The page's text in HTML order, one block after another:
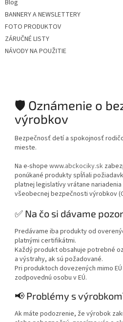
Blog
BANNERY A NEWSLETTERY
FOTO PRODUKTOV
ZÁRUČNÉ LISTY
NÁVODY NA POUŽITIE
🛡️ Oznámenie o
výrobkov
Bezpečnosť detí a spokojnosť
mieste.
Na e-shope www.abckociky.sk
ponúkané produkty spĺňali
platnej legislatívy vrátane nariadenia
všeobecnej bezpečnosti výrobkov
✅ Na čo si dávame pozor
Predávame iba produkty od
platnými certifikátmi.
Každý produkt obsahuje potrebné
a výstrahy, ak sú požadované.
Pri produktoch dovezených mimo
zodpovednú osobu v EÚ.
📢 Problémy s
Ak máte podozrenie, že výrobok